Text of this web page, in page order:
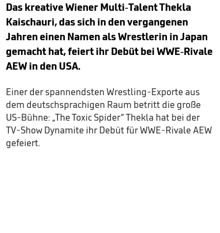
Das kreative Wiener Multi-Talent Thekla
Kaischauri, das sich in den vergangenen
Jahren einen Namen als Wrestlerin in Japan
gemacht hat, feiert ihr Debüt bei WWE-Rivale
AEW in den USA.
Einer der spannendsten Wrestling-Exporte aus
dem deutschsprachigen Raum betritt die große
US-Bühne: „The Toxic Spider“ Thekla hat bei der
TV-Show Dynamite ihr Debüt für WWE-Rivale AEW
gefeiert.